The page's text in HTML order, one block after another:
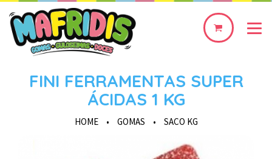
0
FINI FERRAMENTAS SUPER
ÁCIDAS 1 KG
HOME • GOMAS • SACO KG